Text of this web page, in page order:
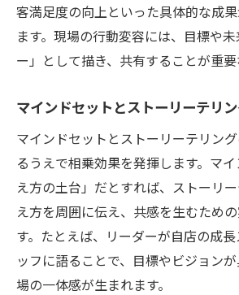
客満足度の向上といった具体的な成
ます。現場の行動変容には、目標や
ー」として描き、共有することが重要
マインドセットとストーリーテリ
マインドセットとストーリーテリン
るうえで相乗効果を発揮します。マ
え方の土台」だとすれば、ストーリ
え方を周囲に伝え、共感を生むため
す。たとえば、リーダーが自店の成
ッフに語ることで、目標やビジョン
場の一体感が生まれます。